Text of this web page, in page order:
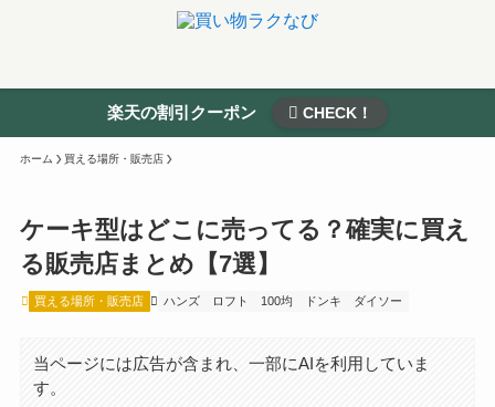
楽天の割引クーポン CHECK！
ホーム 買える場所・販売店
ケーキ型はどこに売ってる？確実に買え
る販売店まとめ【7選】
買える場所・販売店 ハンズ ロフト 100均 ドンキ ダイソー
当ページには広告が含まれ、一部にAIを利用していま
す。